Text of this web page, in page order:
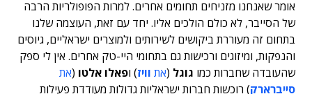
אומר שאנחנו מזניחים תחומים אחרים. למרות הפופולריות הרבה
של הסייבר, לא כולם הולכים אליו. יחד עם זאת, העוצמה שלנו
בתחום זה מעוררת ביקושים לשירותים ולמוצרים ישראליים, גיוסים
והנפקות, ומיזוגים ורכישות גם בתחומי היי-טק אחרים. אין לי ספק
שהעובדה שחברות כמו גוגל (את וויז) ופאלו אלטו (את
סייברארק) רוכשות חברות ישראליות גדולות מעודדת פעילות